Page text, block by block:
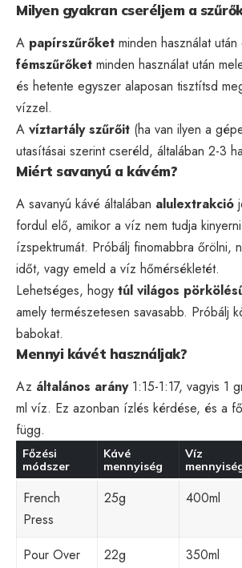
Milyen gyakran cseréljem a
A papírszűrőket minden használat
fémszűrőket minden használat után
és hetente egyszer alaposan tisztítsd
vízzel.
A víztartály szűrőit (ha van ilyen a
utasításai szerint cseréld, általában 2-3
Miért savanyú a kávém?
A savanyú kávé általában alulextrakció
fordul elő, amikor a víz nem tudja
ízspektrumát. Próbálj finomabbra őrölni,
időt, vagy emeld a víz hőmérsékletét.
Lehetséges, hogy túl világos
amely természetesen savasabb. Próbálj
babokat.
Mennyi kávét használjak?
Az általános arány1:15-1:17, vagyis 1
ml víz. Ez azonban ízlés kérdése, és a
függ.
Főzési
módszer
Kávé
mennyiség
Víz
French
Press
25g 400ml
Pour Over 22g 350ml